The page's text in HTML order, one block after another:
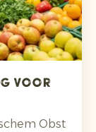
voor
Obst